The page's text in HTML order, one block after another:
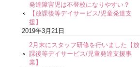
発達障害児は不登校になりやすい？
【放課後等デイサービス/児童発達支
援】
2019年3月21日
2月末にスタッフ研修を行いました【放
課後等デイサービス/児童発達支援事
業】